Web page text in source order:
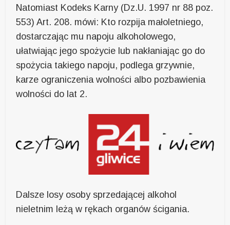
Natomiast Kodeks Karny (Dz.U. 1997 nr 88 poz.
553) Art. 208. mówi: Kto rozpija małoletniego,
dostarczając mu napoju alkoholowego,
ułatwiając jego spożycie lub nakłaniając go do
spożycia takiego napoju, podlega grzywnie,
karze ograniczenia wolności albo pozbawienia
wolności do lat 2.
Dalsze losy osoby sprzedającej alkohol
nieletnim leżą w rękach organów ścigania.